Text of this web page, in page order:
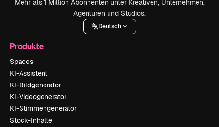
Mehr als 1 Million Abonnenten unter Kreativen, Unternehmen,
Agenturen und Studios.
Deutsch
Produkte
Spaces
KI-Assistent
KI-Bildgenerator
KI-Videogenerator
KI-Stimmengenerator
Stock-Inhalte